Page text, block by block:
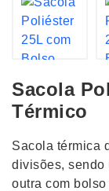
Sacola
Térmico
Sacola térmica
divisões, sendo
outra com